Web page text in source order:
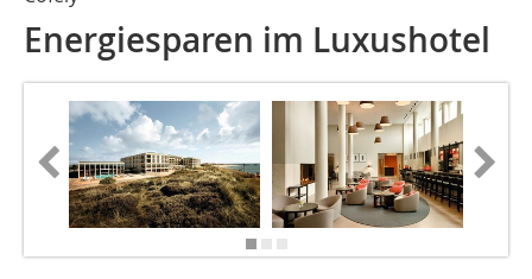
Energiesparen im Luxushotel